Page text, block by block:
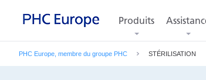
Produits
PHC Europe, membre du groupe PHC STÉRILISATION